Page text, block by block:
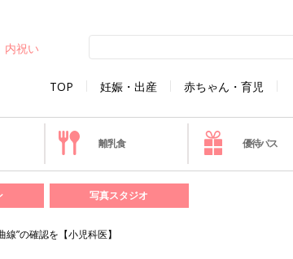
TOP 妊娠・出産 赤ちゃん・育児
内祝い
離乳食 優待パス
写真スタジオ
”の確認を【小児科医】